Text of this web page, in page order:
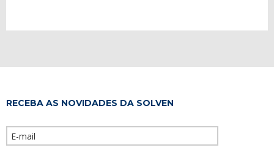
RECEBA AS NOVIDADES DA SOLVEN